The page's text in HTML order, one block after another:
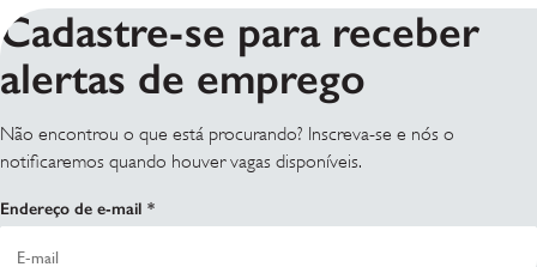
Cadastre-se para receber
alertas de emprego
Não encontrou o que está procurando? Inscreva-se e nós o
notificaremos quando houver vagas disponíveis.
Endereço de e-mail